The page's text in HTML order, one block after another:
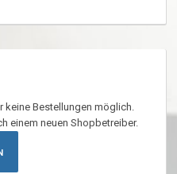
keine Bestellungen möglich.
einem neuen Shopbetreiber.